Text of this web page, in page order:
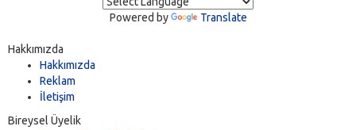
Powered by Translate
Hakkımızda
Hakkımızda
Reklam
İletişim
Bireysel Üyelik